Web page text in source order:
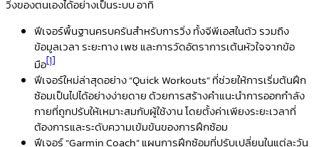
วิ่งของตนเองได้อย่างเป็นระบบ อาทิ
ฟีเจอร์พื้นฐานครบครันสำหรับการวิ่งทั้งจีพีเอสในตัว รวมถึง
ข้อมูลเวลา ระยะทาง เพซ และการวัดอัตราการเต้นหัวใจจากข้อ
มือ[1]
ฟีเจอร์ใหม่ล่าสุดอย่าง“Quick Workouts”ที่ช่วยให้การเริ่มต้นฝึก
ซ้อมเป็นไปได้อย่างง่ายดาย ด้วยการสร้างคำแนะนำการออกกำลัง
กายที่ถูกปรับให้เหมาะสมกับผู้ใช้งาน โดยตั้งค่าเพียงระยะเวลาที่
ต้องการและระดับความเข้มข้นของการฝึกซ้อม
ฟีเจอร์“Garmin Coach”แผนการฝึกซ้อมที่ปรับเปลี่ยนในแต่ละวัน